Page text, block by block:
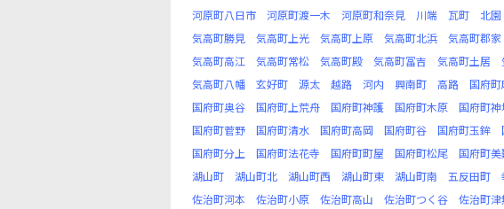
河原町八日市
河原町渡一木 河原町和奈見 川端 瓦町 北園
気高町勝見
気高町上光 気高町上原 気高町北浜 気高町郡家
気高町高江
気高町常松 気高町殿 気高町冨吉 気高町土居
気高町八幡
玄好町 源太 越路 河内 興南町 高路 国府
国府町奥谷
国府町上荒舟 国府町神護 国府町木原 国府町神
国府町菅野
国府町清水 国府町高岡 国府町谷 国府町玉鉾
国府町分上
国府町法花寺 国府町町屋 国府町松尾 国府町美
湖山町
湖山町北 湖山町西 湖山町東 湖山町南 五反田町
佐治町河本
佐治町小原 佐治町高山 佐治町つく谷 佐治町津